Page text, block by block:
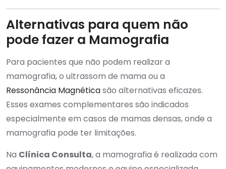
Alternativas para quem não
pode fazer a Mamografia
Para pacientes que não podem realizar a
mamografia, o ultrassom de mama ou a
Ressonância Magnéticasão alternativas eficazes.
Esses exames complementares são indicados
especialmente em casos de mamas densas, onde a
mamografia pode ter limitações.
Na Clínica Consulta, a mamografia é realizada com